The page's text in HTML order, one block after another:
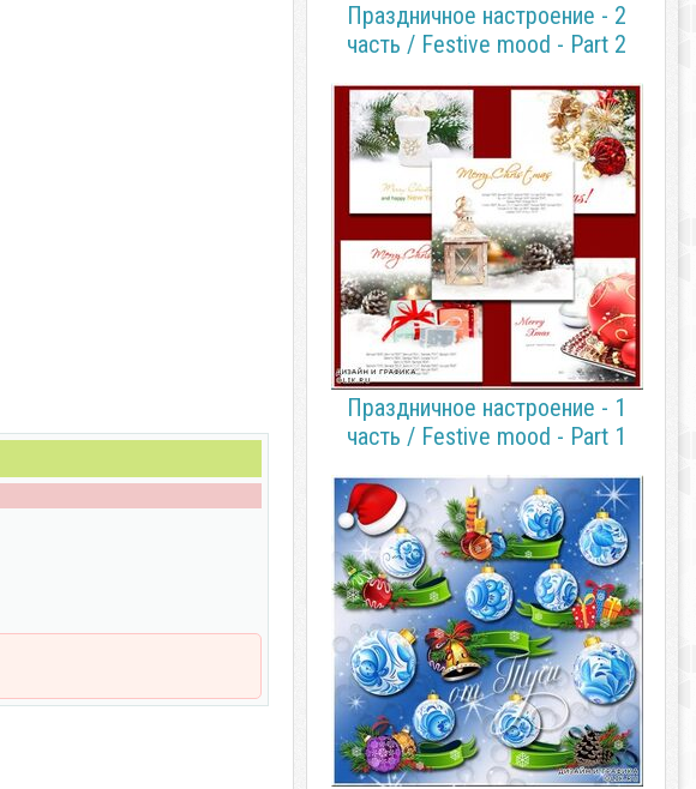
Праздничное настроение - 2
часть / Festive mood - Part 2
Праздничное настроение - 1
часть / Festive mood - Part 1